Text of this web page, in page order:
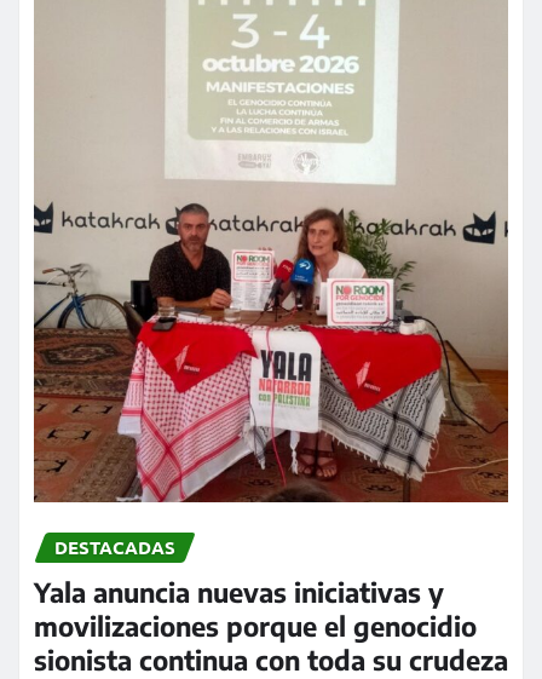
DESTACADAS
Yala anuncia nuevas iniciativas y
movilizaciones porque el genocidio
sionista continua con toda su crudeza